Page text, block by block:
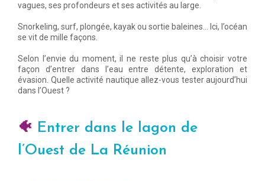
vagues, ses profondeurs et ses activités au large.
Snorkeling, surf, plongée, kayak ou sortie baleines… Ici, l’océan
se vit de mille façons.
Selon l’envie du moment, il ne reste plus qu’à choisir votre
façon d’entrer dans l’eau entre détente, exploration et
évasion. Quelle activité nautique allez-vous tester aujourd’hui
dans l’Ouest ?
🐠 Entrer dans le lagon de
l’Ouest de La Réunion